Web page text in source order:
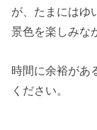
が、たまにはゆ
景色を楽しみな
時間に余裕があ
ください。